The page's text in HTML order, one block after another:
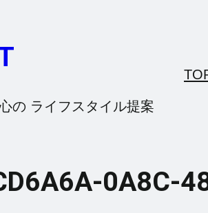
の ライフスタイル提案
0A8C-